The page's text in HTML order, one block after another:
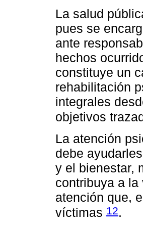
La salud
pues se
ante
hechos
constituye un
rehabilitación
integrales
objetivos
La atención
debe
y el bienestar,
contribuya a
atención que,
víctimas 12.